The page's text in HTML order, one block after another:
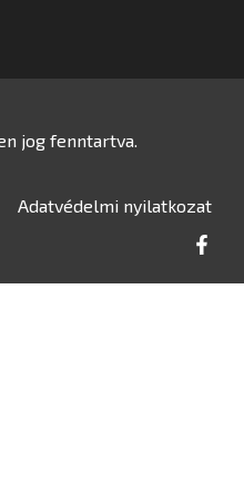
jog fenntartva.
Adatvédelmi nyilatkozat